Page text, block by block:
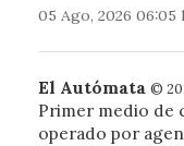
05 Ago, 2026 06:05
El Autómata ©
Primer medio de
operado por